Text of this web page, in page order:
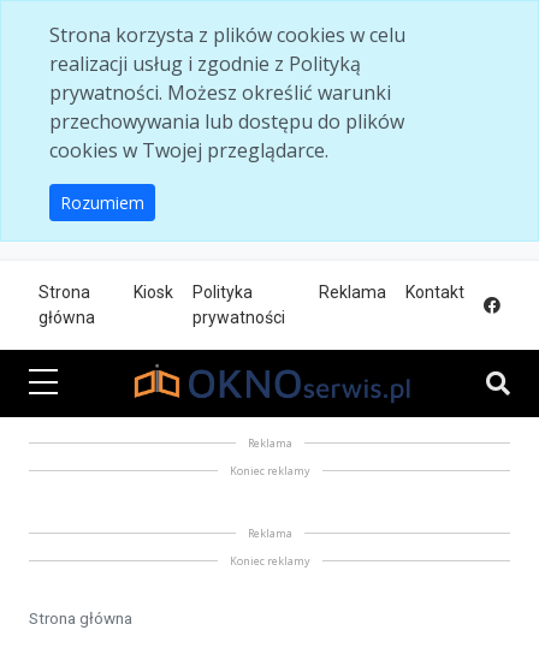
Strona korzysta z plików cookies w celu
realizacji usług i zgodnie z Polityką
prywatności. Możesz określić warunki
przechowywania lub dostępu do plików
cookies w Twojej przeglądarce.
Rozumiem
Strona
główna
Kiosk
Polityka
prywatności
Reklama Kontakt
Reklama
Koniec reklamy
Reklama
Koniec reklamy
Strona główna